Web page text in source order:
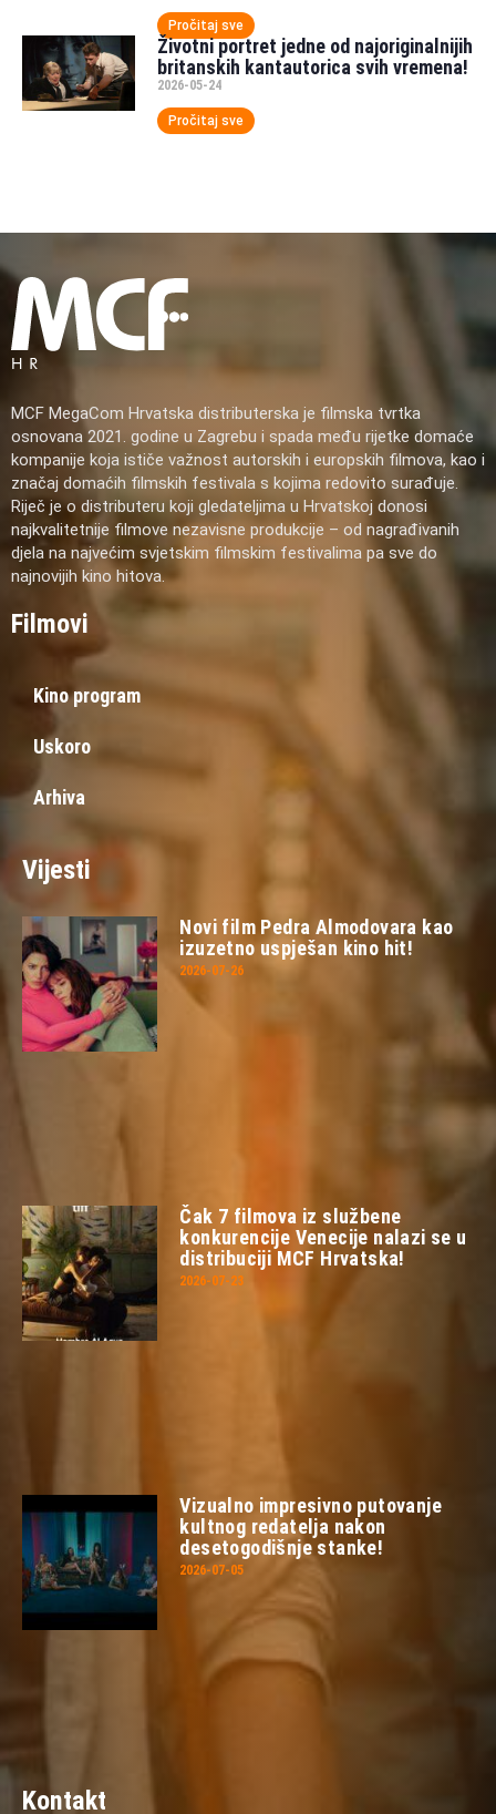
Pročitaj sve
Životni portret jedne od najoriginalnijih
britanskih kantautorica svih vremena!
2026-05-24
Pročitaj sve
MCF MegaCom Hrvatska distributerska je filmska tvrtka
osnovana 2021. godine u Zagrebu i spada među rijetke domaće
kompanije koja ističe važnost autorskih i europskih filmova, kao i
značaj domaćih filmskih festivala s kojima redovito surađuje.
Riječ je o distributeru koji gledateljima u Hrvatskoj donosi
najkvalitetnije filmove nezavisne produkcije – od nagrađivanih
djela na najvećim svjetskim filmskim festivalima pa sve do
najnovijih kino hitova.
Filmovi
Kino program
Uskoro
Arhiva
Vijesti
Novi film Pedra Almodovara kao
izuzetno uspješan kino hit!
2026-07-26
Čak 7 filmova iz službene
konkurencije Venecije nalazi se u
distribuciji MCF Hrvatska!
2026-07-23
Vizualno impresivno putovanje
kultnog redatelja nakon
desetogodišnje stanke!
2026-07-05
Kontakt